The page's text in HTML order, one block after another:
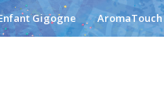
Gigogne AromaTouch